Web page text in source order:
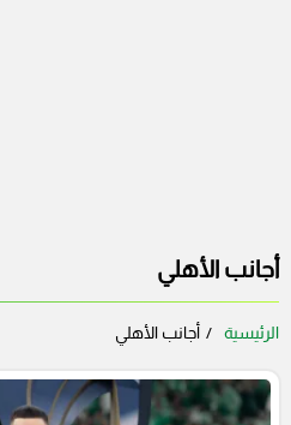
أجانب الأهلي
الرئيسية أجانب الأهلي